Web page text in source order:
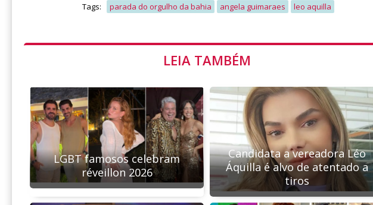
Tags: parada do orgulho da bahia angela guimaraes leo aquilla
LEIA TAMBÉM
LGBT famosos celebram
réveillon 2026
Candidata a vereadora Léo
Áquilla é alvo de atentado a
tiros